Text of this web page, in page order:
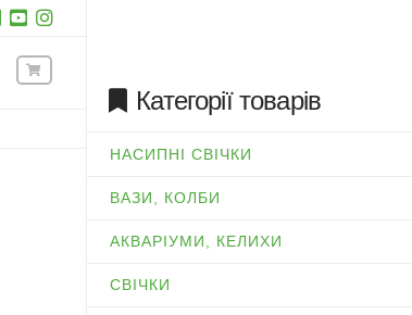
Категорії товарів
НАСИПНІ СВІЧКИ
ВАЗИ, КОЛБИ
АКВАРІУМИ, КЕЛИХИ
СВІЧКИ